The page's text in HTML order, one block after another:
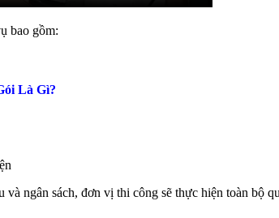
bao gồm:
Là Gì?
và ngân sách, đơn vị thi công sẽ thực hiện toàn bộ